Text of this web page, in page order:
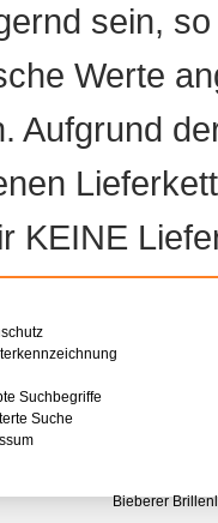
sein,
Werte
Aufgrund
KEINE
Suchbegriffe
Suche
Bieberer